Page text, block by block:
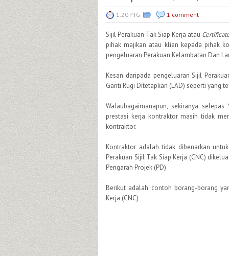
1:20 PTG 1 comment
Sijil Perakuan Tak Siap Kerja atau
pihak majikan atau klien kepada pihak
pengeluaran Perakuan Kelambatan Dan
Kesan daripada pengeluaran Sijil
Ganti Rugi Ditetapkan (LAD) seperti yang
Walaubagaimanapun, sekiranya
prestasi kerja kontraktor masih tidak
kontraktor.
Kontraktor adalah tidak dibenarkan
Perakuan Sijil Tak Siap Kerja (CNC)
Pengarah Projek (PD)
Berikut adalah contoh borang-borang
Kerja (CNC)